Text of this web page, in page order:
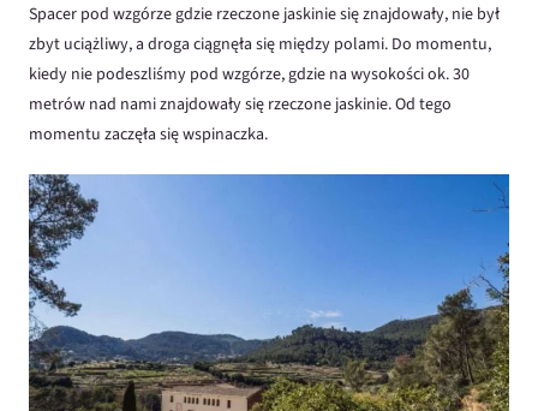
Spacer pod wzgórze gdzie rzeczone jaskinie się znajdowały, nie był
zbyt uciążliwy, a droga ciągnęła się między polami. Do momentu,
kiedy nie podeszliśmy pod wzgórze, gdzie na wysokości ok. 30
metrów nad nami znajdowały się rzeczone jaskinie. Od tego
momentu zaczęła się wspinaczka.